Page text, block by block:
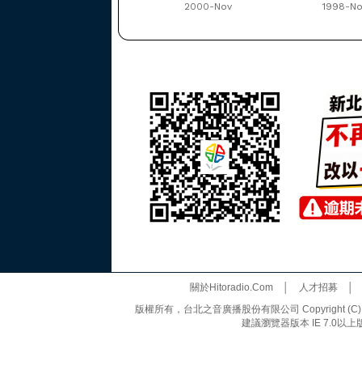
2000-Nov
1998-
關於Hitoradio.Com│ 人才招募
版權所有，台北之音廣播股份有限公司 Copyright
建議瀏覽器版本 IE 7.0以上